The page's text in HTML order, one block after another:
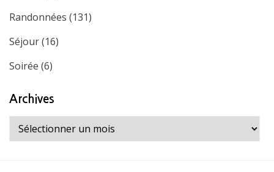
Randonnées (131)
Séjour(16)
Soirée (6)
Archives
Archives